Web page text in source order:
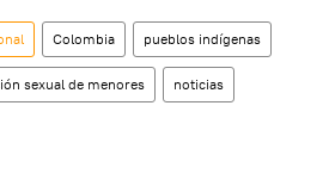
Colombia pueblos indígenas
sexual de menores noticias